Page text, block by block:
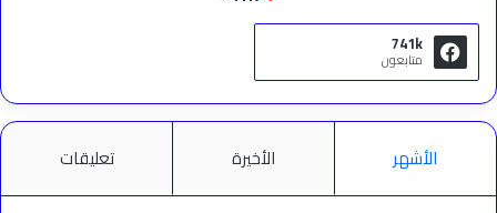
741k
متابعون
الأشهر الأخيرة تعليقات